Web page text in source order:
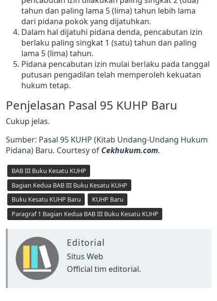
tahun dan paling lama 5 (lima) tahun lebih lama
dari pidana pokok yang dijatuhkan.
Dalam hal dijatuhi pidana denda, pencabutan izin
berlaku paling singkat 1 (satu) tahun dan paling
lama 5 (lima) tahun.
Pidana pencabutan izin mulai berlaku pada tanggal
putusan pengadilan telah memperoleh kekuatan
hukum tetap.
Penjelasan Pasal 95 KUHP Baru
Cukup jelas.
Sumber: Pasal 95 KUHP (Kitab Undang-Undang Hukum
Pidana) Baru. Courtesy of Cekhukum.com.
BAB III Buku Kesatu KUHP
Bagian Kedua BAB III Buku Kesatu KUHP
Buku Kesatu KUHP Baru
KUHP Baru
Paragraf 1 Bagian Kedua BAB III Buku Kesatu KUHP
Editorial
Situs Web
Official tim editorial.